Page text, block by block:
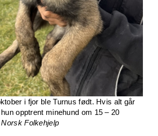
i fjor ble Turnus født. Hvis alt går
opptrent minehund om 15 – 20
Folkehjelp